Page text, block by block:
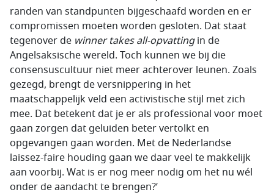
randen van standpunten bijgeschaafd worden en er
compromissen moeten worden gesloten. Dat staat
tegenover de winner takes all-opvattingin de
Angelsaksische wereld. Toch kunnen we bij die
consensuscultuur niet meer achterover leunen. Zoals
gezegd, brengt de versnippering in het
maatschappelijk veld een activistische stijl met zich
mee. Dat betekent dat je er als professional voor moet
gaan zorgen dat geluiden beter vertolkt en
opgevangen gaan worden. Met de Nederlandse
laissez-faire houding gaan we daar veel te makkelijk
aan voorbij. Wat is er nog meer nodig om het nu wél
onder de aandacht te brengen?’